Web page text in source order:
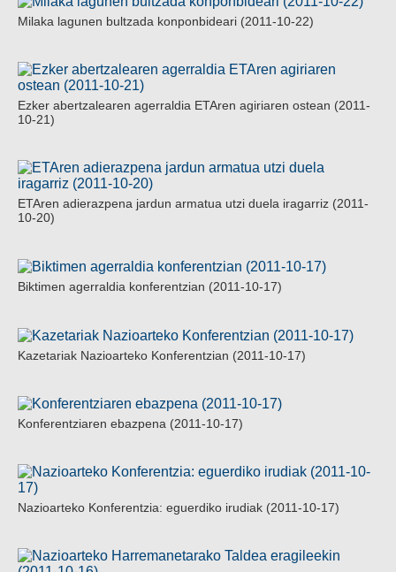
Milaka lagunen bultzada konponbideari (2011-10-22)
Ezker abertzalearen agerraldia ETAren agiriaren ostean (2011-
10-21)
ETAren adierazpena jardun armatua utzi duela iragarriz (2011-
10-20)
Biktimen agerraldia konferentzian (2011-10-17)
Kazetariak Nazioarteko Konferentzian (2011-10-17)
Konferentziaren ebazpena (2011-10-17)
Nazioarteko Konferentzia: eguerdiko irudiak (2011-10-17)